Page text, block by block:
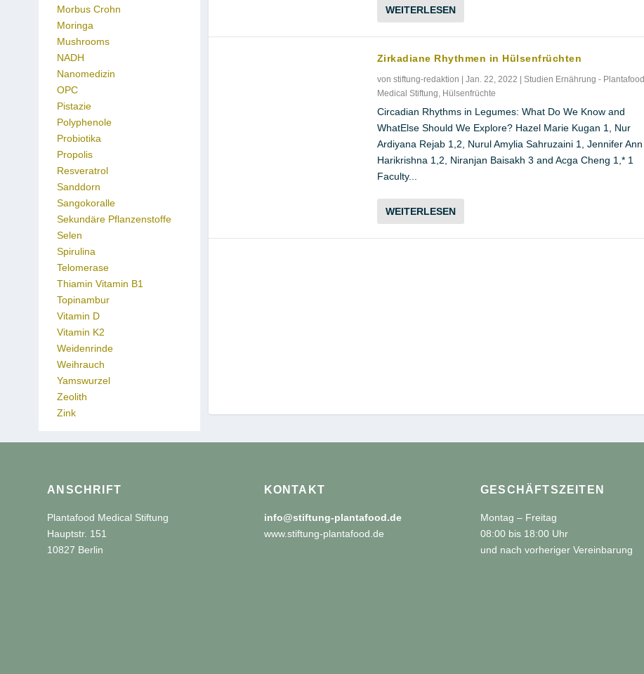
Morbus Crohn
Moringa
Mushrooms
NADH
Nanomedizin
OPC
Pistazie
Polyphenole
Probiotika
Propolis
Resveratrol
Sanddorn
Sangokoralle
Sekundäre Pflanzenstoffe
Selen
Spirulina
Telomerase
Thiamin Vitamin B1
Topinambur
Vitamin D
Vitamin K2
Weidenrinde
Weihrauch
Yamswurzel
Zeolith
Zink
WEITERLESEN
Zirkadiane Rhythmen in Hülsenfrüchten
von stiftung-redaktion Jan. 22, 2022
Studien Ernährung - Plantafood
Medical Stiftung, Hülsenfrüchte
Circadian Rhythms in Legumes: What Do We Know and
WhatElse Should We Explore? Hazel Marie Kugan 1, Nur
Ardiyana Rejab 1,2, Nurul Amylia Sahruzaini 1, Jennifer Ann
Harikrishna 1,2, Niranjan Baisakh 3 and Acga Cheng 1,* 1
Faculty...
WEITERLESEN
ANSCHRIFT
Plantafood Medical Stiftung
Hauptstr. 151
10827 Berlin
KONTAKT
info@stiftung-plantafood.de
www.stiftung-plantafood.de
GESCHÄFTSZEITEN
Montag – Freitag
08:00 bis 18:00 Uhr
und nach vorheriger Vereinbarung